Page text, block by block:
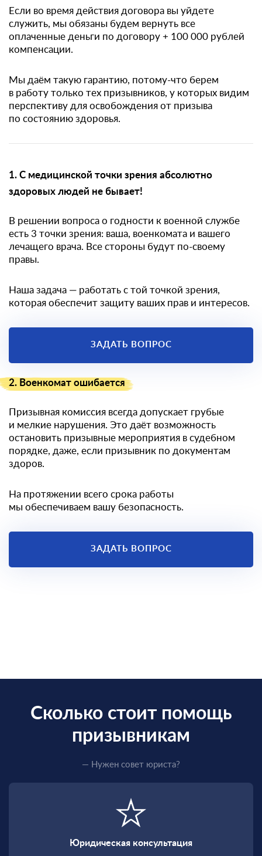
Если во время действия договора вы уйдете
служить, мы обязаны будем вернуть все
оплаченные деньги по договору + 100 000 рублей
компенсации.
Мы даём такую гарантию, потому-что берем
в работу только тех призывников, у которых видим
перспективу для освобождения от призыва
по состоянию здоровья.
1. С медицинской точки зрения абсолютно
здоровых людей не бывает!
В решении вопроса о годности к военной службе
есть 3 точки зрения: ваша, военкомата и вашего
лечащего врача. Все стороны будут по-своему
правы.
Наша задача — работать с той точкой зрения,
которая обеспечит защиту ваших прав и интересов.
ЗАДАТЬ ВОПРОС
2. Военкомат ошибается
Призывная комиссия всегда допускает грубые
и мелкие нарушения. Это даёт возможность
остановить призывные мероприятия в судебном
порядке, даже, если призывник по документам
здоров.
На протяжении всего срока работы
мы обеспечиваем вашу безопасность.
ЗАДАТЬ ВОПРОС
Сколько стоит помощь
призывникам
— Нужен совет юриста?
Юридическая консультация